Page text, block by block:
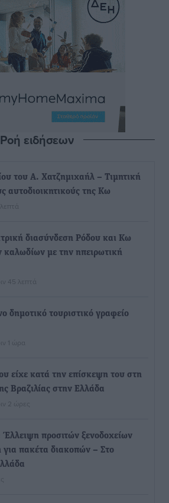
Ροή ειδήσεων
του Α. Χατζημιχαήλ – Τιμητική
αυτοδιοικητικούς της Κω
διασύνδεση Ρόδου και Κω
με την ηπειρωτική
45 λεπτά
δημοτικό τουριστικό γραφείο
1 ώρα
είχε κατά την επίσκεψη του στη
Βραζιλίας στην Ελλάδα
2 ώρες
προσιτών ξενοδοχείων
για πακέτα διακοπών – Στο